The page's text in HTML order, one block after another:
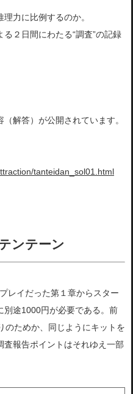
力に比例するのか。
２日間にわたる“調査”の記録
解答）が公開されています。
tanteidan_sol01.html
ンテーン
レイだった第１章からスター
別途1000円が必要である。前
のためか、同じようにキットを
報告ポイントはそれゆえ一部